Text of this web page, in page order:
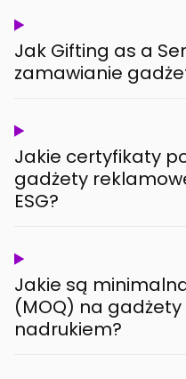
Jak Gifting as a
zamawianie
Jakie certyfikaty
gadżety
ESG?
Jakie są
(MOQ) na
nadrukiem?